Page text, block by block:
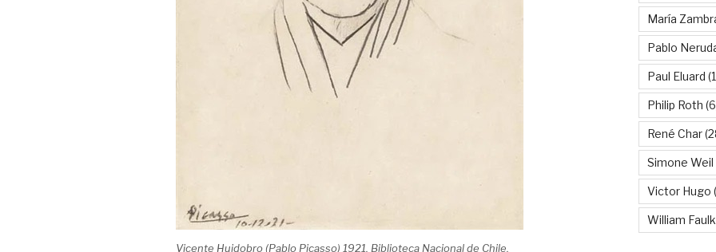
Vicente Huidobro (Pablo Picasso) 1921. Biblioteca Nacional de Chile.
María
Pablo
Paul Eluard
Philip Roth
René Char
Simone Weil
Victor Hugo
William